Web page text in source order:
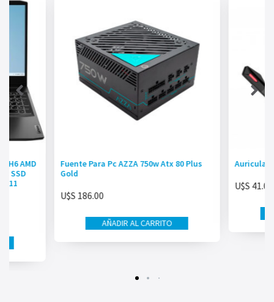
AMD
SSD
Fuente Para Pc AZZA 750w Atx 80 Plus
Gold
U$S 186.00
AÑADIR AL CARRITO
Auricular
U$S 41.00